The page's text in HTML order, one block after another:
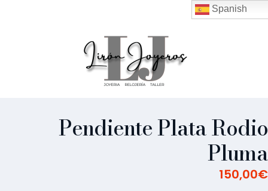
Pendiente Plata Rodio
Pluma
150,00€
Spanish